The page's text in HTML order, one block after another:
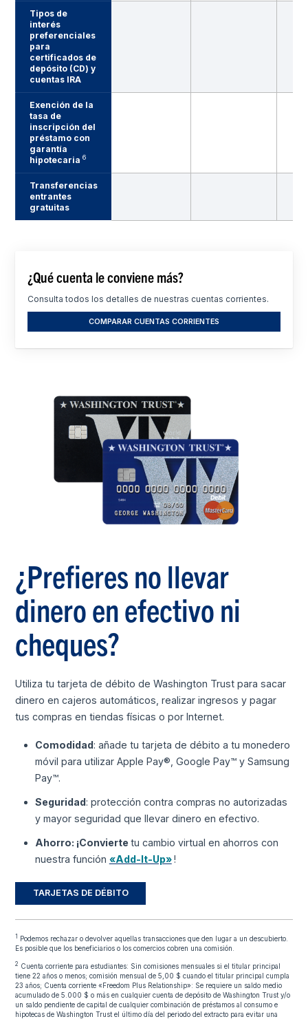
Tipos de
interés
preferenciales
para
certificados de
depósito (CD) y
cuentas IRA
Exención de la
tasa de
inscripción del
préstamo con
garantía
hipotecaria6
Transferencias
entrantes
gratuitas
¿Qué cuenta le conviene más?
Consulta todos los detalles de nuestras cuentas corrientes.
COMPARAR CUENTAS CORRIENTES
¿Prefieres no llevar
dinero en efectivo ni
cheques?
Utiliza tu tarjeta de débito de Washington Trust para sacar
dinero en cajeros automáticos, realizar ingresos y pagar
tus compras en tiendas físicas o por Internet.
Comodidad: añade tu tarjeta de débito a tu monedero
móvil para utilizar Apple Pay®, Google Pay™ y Samsung
Pay™.
Seguridad: protección contra compras no autorizadas
y mayor seguridad que llevar dinero en efectivo.
Ahorro: ¡Convierte tu cambio virtual en ahorros con
nuestra función «Add-It-Up»!
TARJETAS DE DÉBITO
1 Podemos rechazar o devolver aquellas transacciones que den lugar a un descubierto.
Es posible que los beneficiarios o los comercios cobren una comisión.
2 Cuenta corriente para estudiantes: Sin comisiones mensuales si el titular principal
tiene 22 años o menos; comisión mensual de 5,00 $ cuando el titular principal cumpla
23 años; Cuenta corriente «Freedom Plus Relationship»: Se requiere un saldo medio
acumulado de 5.000 $ o más en cualquier cuenta de depósito de Washington Trust y/o
un saldo pendiente de capital de cualquier combinación de préstamos al consumo e
hipotecas de Washington Trust el último día del periodo del extracto para evitar una